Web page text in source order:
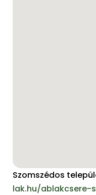
Szomszédos
lak.hu/